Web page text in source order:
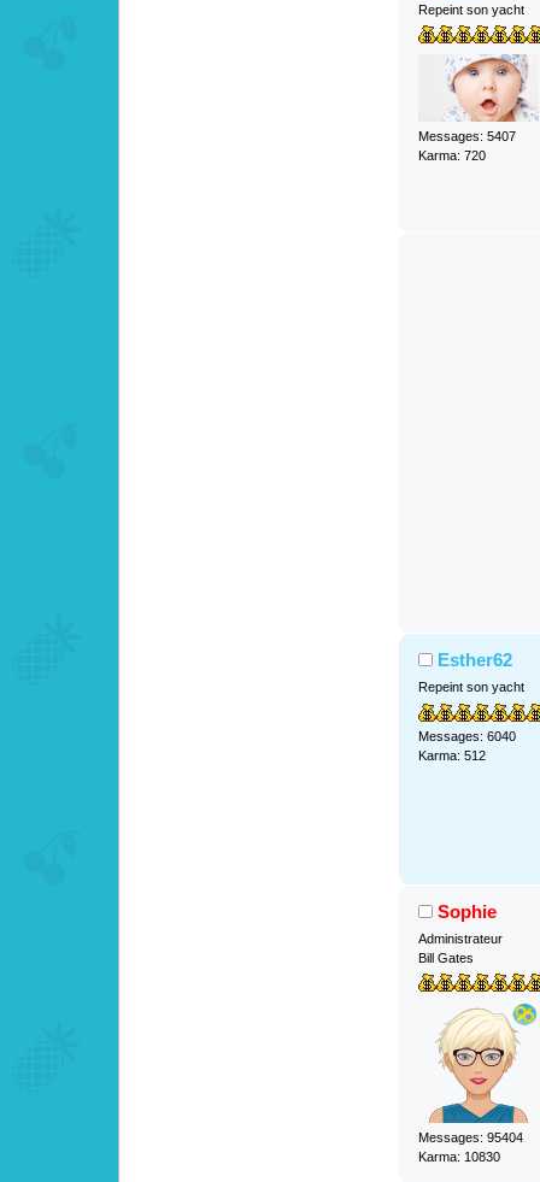
Repeint son yacht
Messages: 5407
Karma: 720
Esther62
Repeint son yacht
Messages: 6040
Karma: 512
Sophie
Administrateur
Bill Gates
Messages: 95404
Karma: 10830